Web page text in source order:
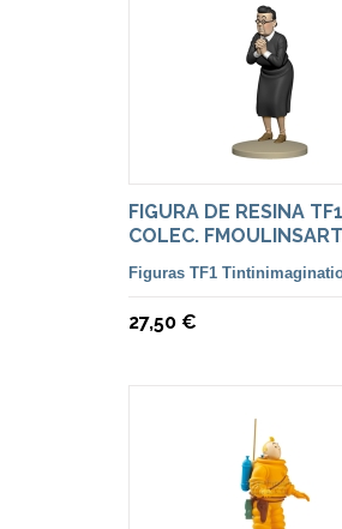
FIGURA DE RESINA
COLEC. FMOULINSART
27,50 €